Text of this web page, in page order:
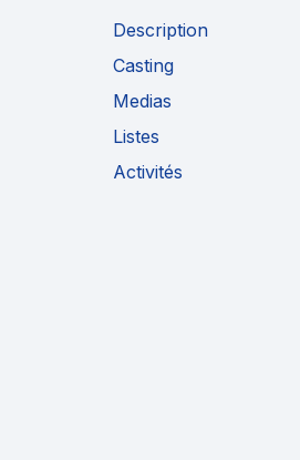
Description
Casting
Medias
Listes
Activités